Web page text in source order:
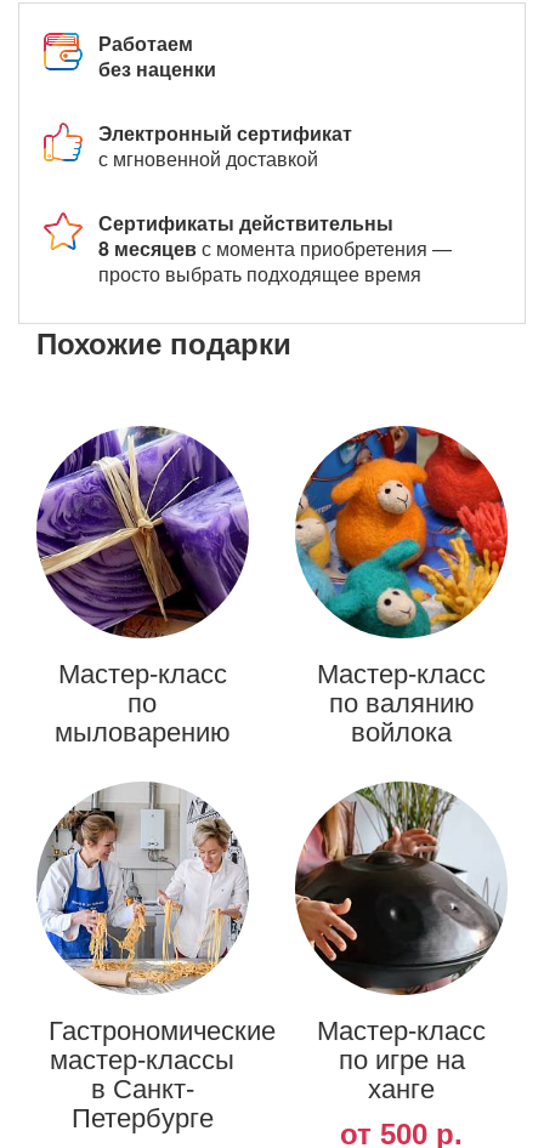
Работаем
без наценки
Электронный сертификат
с мгновенной доставкой
Сертификаты действительны
8 месяцевс момента приобретения —
просто выбрать подходящее время
Похожие подарки
Мастер-класс
по
мыловарению
Мастер-класс
по валянию
войлока
Гастрономические
мастер-классы
в Санкт-
Петербурге
Мастер-класс
по игре на
ханге
от 500 р.